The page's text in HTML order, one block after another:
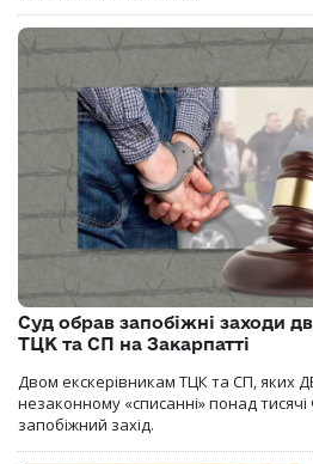
Суд обрав запобіжні заходи
ТЦК та СП на Закарпатті
Двом екскерівникам ТЦК та СП, яких
незаконному «списанні» понад тисячі
запобіжний захід.